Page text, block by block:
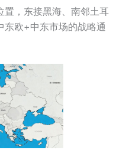
置，东接黑海、南邻土耳
东欧+中东市场的战略通